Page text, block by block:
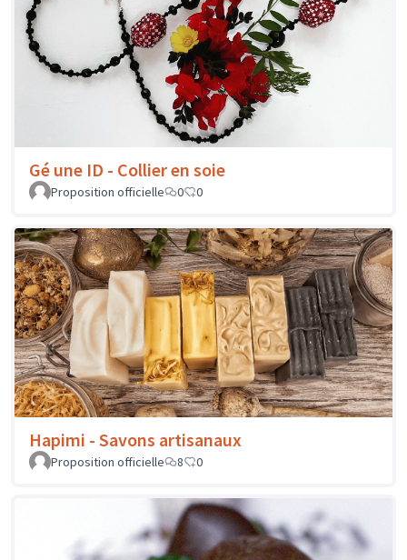
Gé une ID - Collier en soie
Proposition officielle 0 0
Hapimi - Savons artisanaux
Proposition officielle 8 0